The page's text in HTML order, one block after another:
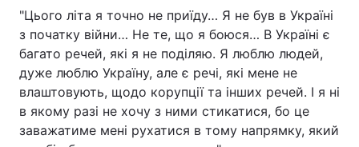
"Цього літа я точно не приїду… Я не був в Україні
з початку війни… Не те, що я боюся… В Україні є
багато речей, які я не поділяю. Я люблю людей,
дуже люблю Україну, але є речі, які мене не
влаштовують, щодо корупції та інших речей. І я ні
в якому разі не хочу з ними стикатися, бо це
заважатиме мені рухатися в тому напрямку, який